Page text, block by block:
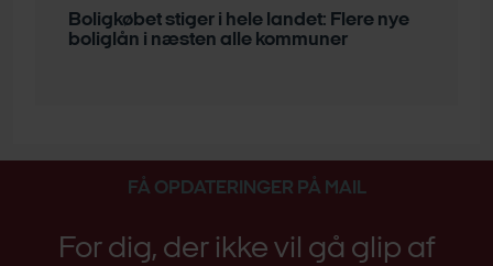
Boligkøbet stiger i hele landet: Flere nye
boliglån i næsten alle kommuner
FÅ OPDATERINGER PÅ MAIL
For dig, der ikke vil gå glip af